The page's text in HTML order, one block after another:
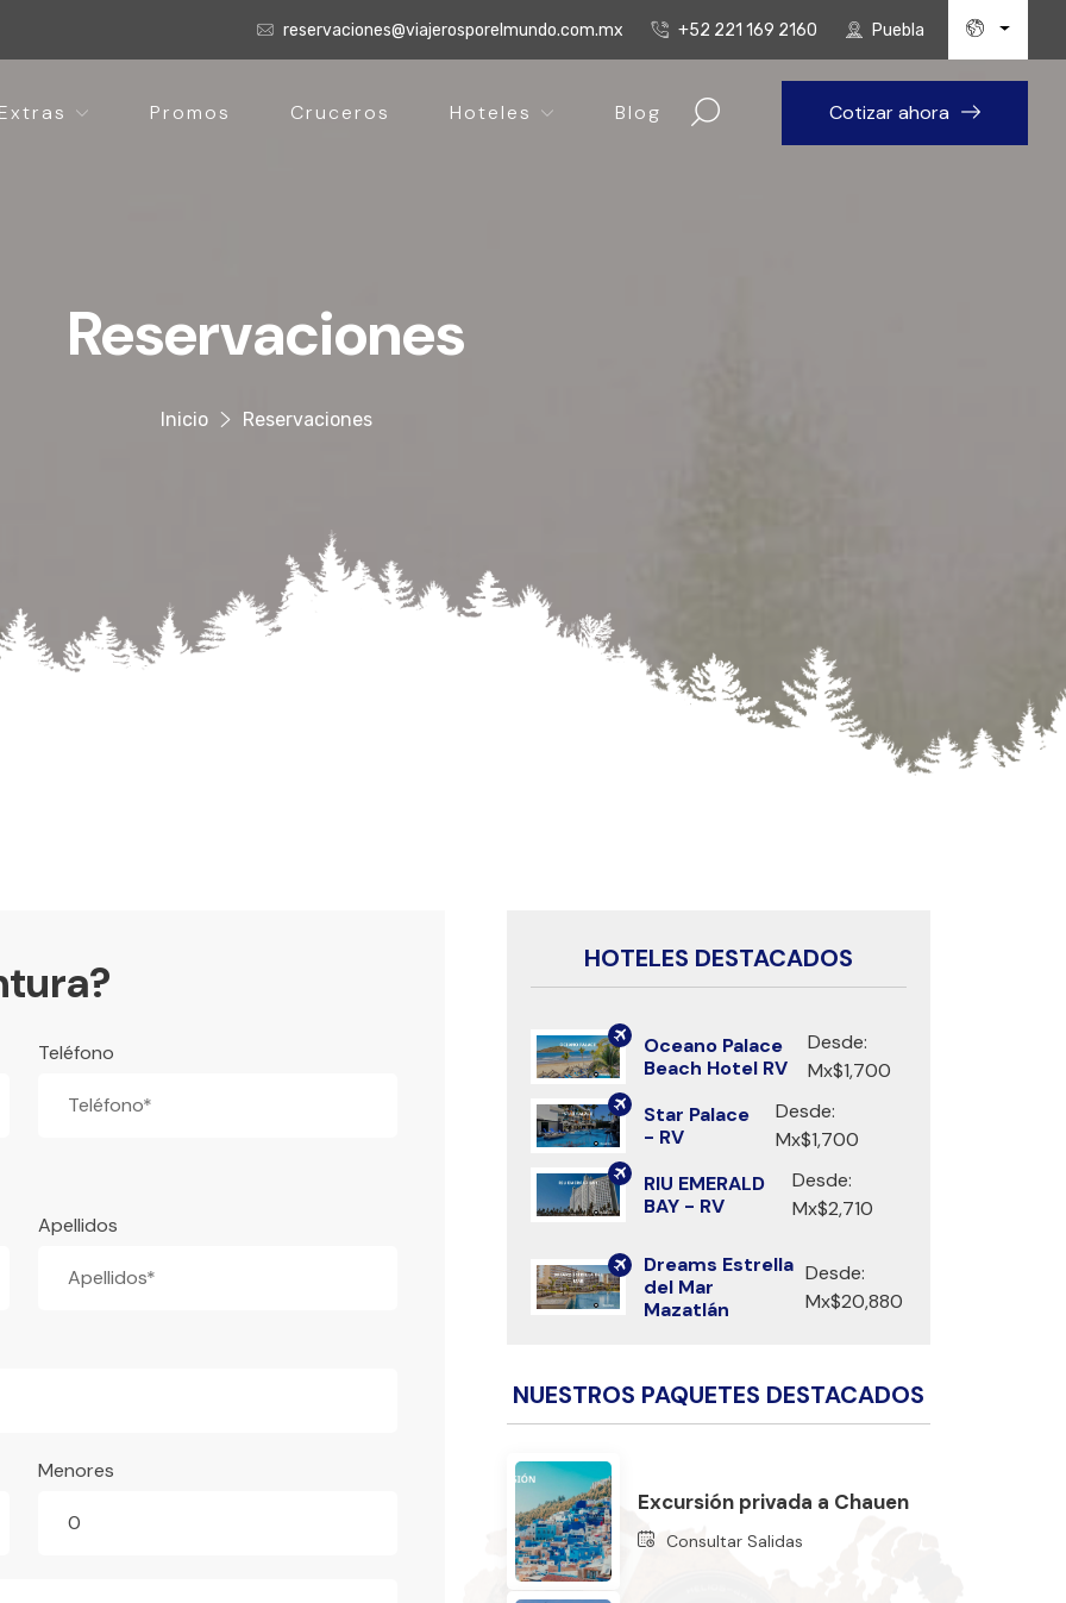
reservaciones@viajerosporelmundo.com.mx +52 221 169 2160 Puebla
Extras Promos Cruceros Hoteles Blog Cotizar ahora
Reservaciones
Inicio Reservaciones
Teléfono
Apellidos
Menores
HOTELES DESTACADOS
Oceano Palace
Beach Hotel RV
Desde:
Mx$1,700
Star Palace
- RV
Desde:
Mx$1,700
RIU EMERALD
BAY - RV
Desde:
Mx$2,710
Dreams Estrella
del Mar
Mazatlán
Desde:
Mx$20,880
NUESTROS PAQUETES DESTACADOS
Excursión privada a Chauen
Consultar Salidas